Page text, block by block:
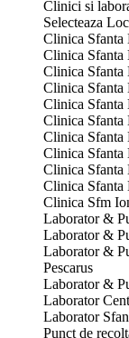
Clinici si
Selecteaza
Clinica Sfanta
Clinica Sfanta
Clinica
Clinica
Clinica Sfanta
Clinica
Clinica Sfanta
Clinica Sfanta
Clinica Sfanta
Clinica Sfanta
Clinica Sfm
Laborator &
Laborator &
Laborator &
Pescarus
Laborator &
Laborator
Laborator
Punct de